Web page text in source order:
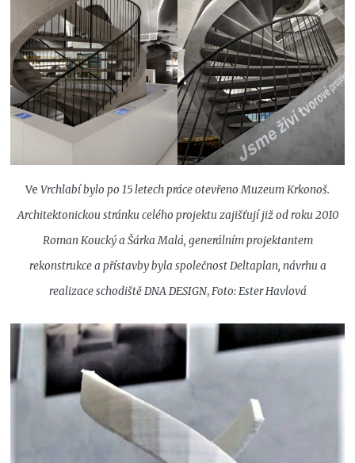
Ve Vrchlabí bylo po 15 letech práce otevřeno Muzeum Krkonoš.
Architektonickou stránku celého projektu zajišťují již od roku 2010
Roman Koucký a Šárka Malá, generálním projektantem
rekonstrukce a přístavby byla společnost Deltaplan, návrhu a
realizace schodiště DNA DESIGN,Foto: Ester Havlová